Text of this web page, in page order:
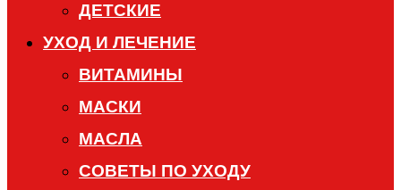
ДЕТСКИЕ
УХОД И ЛЕЧЕНИЕ
ВИТАМИНЫ
МАСКИ
МАСЛА
СОВЕТЫ ПО УХОДУ